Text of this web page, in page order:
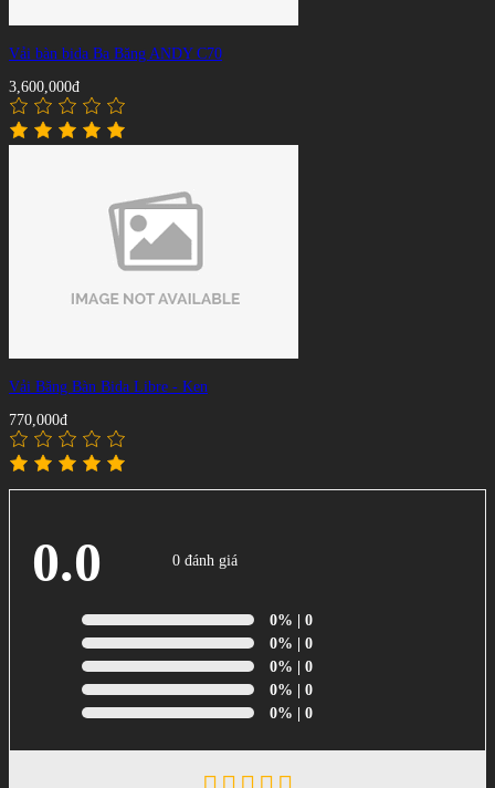
Vải bàn bida Ba Băng ANDY C70
3,600,000đ
Vải Băng Bàn Bida Libre - Ken
770,000đ
0.0 0 đánh giá
0% | 0
0% | 0
0% | 0
0% | 0
0% | 0